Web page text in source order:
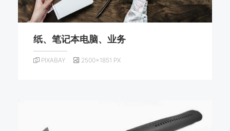
纸、笔记本电脑、业务
PIXABAY 2500×1851 PX